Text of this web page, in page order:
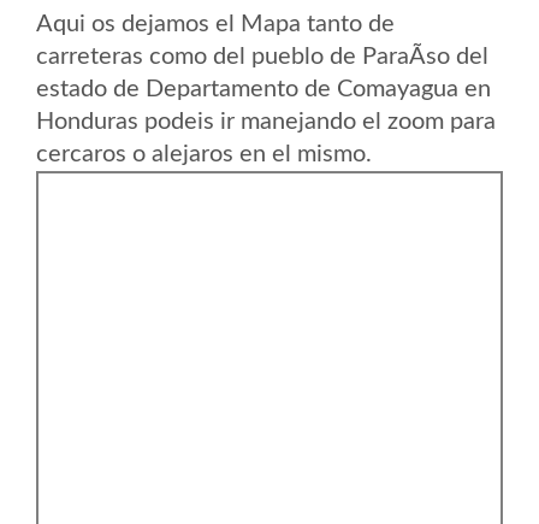
Aqui os dejamos el Mapa tanto de
carreteras como del pueblo de ParaÃ­so del
estado de Departamento de Comayagua en
Honduras podeis ir manejando el zoom para
cercaros o alejaros en el mismo.